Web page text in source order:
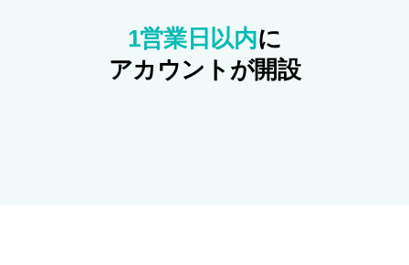
1営業日以内に
アカウントが開設